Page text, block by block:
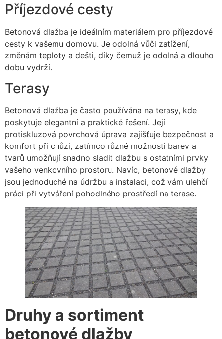
Příjezdové cesty
Betonová dlažba je ideálním materiálem pro příjezdové
cesty k vašemu domovu. Je odolná vůči zatížení,
změnám teploty a dešti, díky čemuž je odolná a dlouho
dobu vydrží.
Terasy
Betonová dlažba je často používána na terasy, kde
poskytuje elegantní a praktické řešení. Její
protiskluzová povrchová úprava zajišťuje bezpečnost a
komfort při chůzi, zatímco různé možnosti barev a
tvarů umožňují snadno sladit dlažbu s ostatními prvky
vašeho venkovního prostoru. Navíc, betonové dlažby
jsou jednoduché na údržbu a instalaci, což vám ulehčí
práci při vytváření pohodlného prostředí na terase.
Druhy a sortiment
betonové dlažby